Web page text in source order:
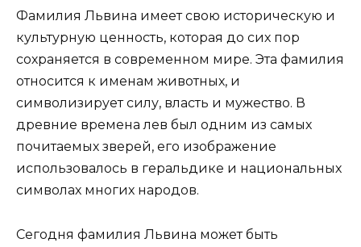
Фамилия Львина имеет свою историческую и
культурную ценность, которая до сих пор
сохраняется в современном мире. Эта фамилия
относится к именам животных, и
символизирует силу, власть и мужество. В
древние времена лев был одним из самых
почитаемых зверей, его изображение
использовалось в геральдике и национальных
символах многих народов.
Сегодня фамилия Львина может быть